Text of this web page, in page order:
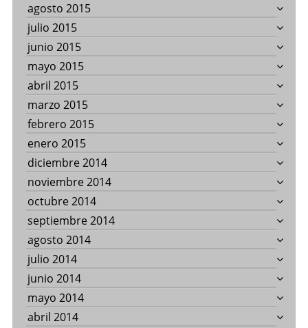
agosto 2015
julio 2015
junio 2015
mayo 2015
abril 2015
marzo 2015
febrero 2015
enero 2015
diciembre 2014
noviembre 2014
octubre 2014
septiembre 2014
agosto 2014
julio 2014
junio 2014
mayo 2014
abril 2014